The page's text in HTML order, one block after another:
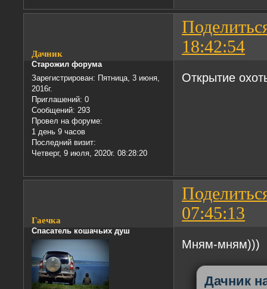
18:42:54
Дачник
Старожил форума
Зарегистрирован: Пятница, 3 июня,
2016г.
Приглашений: 0
Сообщений: 293
Провел на форуме:
1 день 9 часов
Последний визит:
Четверг, 9 июля, 2020г. 08:28:20
Открытие
07:45:13
Гаечка
Спасатель кошачьих душ
Мням-мням)))
Дачник